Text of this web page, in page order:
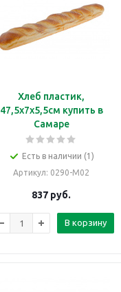
Хлеб пластик,
47,5х7х5,5см купить в
Самаре
Есть в наличии (1)
Артикул: 0290-M02
837 руб.
В корзину